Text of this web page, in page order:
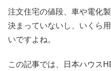
注文住宅の値段、車や電化
決まっていないし、いくら
いですよね。
この記事では、日本ハウス